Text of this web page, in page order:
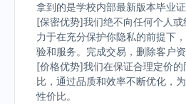
拿到的是学校内部最新版本毕业证
[保密优势]我们绝不向任何个人
力于在充分保护你隐私的前提下
验和服务。完成交易，删除客户
[价格优势]我们在保证合理定价
比，通过品质和效率不断优化，
性价比。